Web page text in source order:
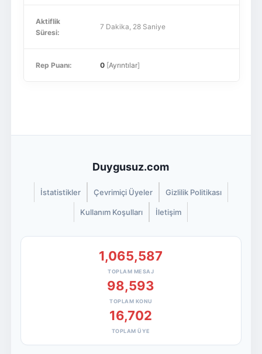
Aktiflik
Süresi:
7 Dakika, 28 Saniye
Rep Puanı: 0[Ayrıntılar]
Duygusuz.com
İstatistikler Çevrimiçi Üyeler Gizlilik Politikası
Kullanım Koşulları İletişim
1,065,587
TOPLAM MESAJ
98,593
TOPLAM KONU
16,702
TOPLAM ÜYE